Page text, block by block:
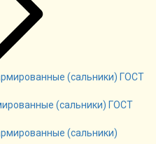
(сальники) ГОСТ